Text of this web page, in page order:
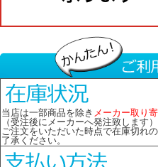
当店は一部商品を除き メーカー取り
（受注後にメーカーへ発注致します）
ご注文をいただいた時点で在庫切れ
了承ください。